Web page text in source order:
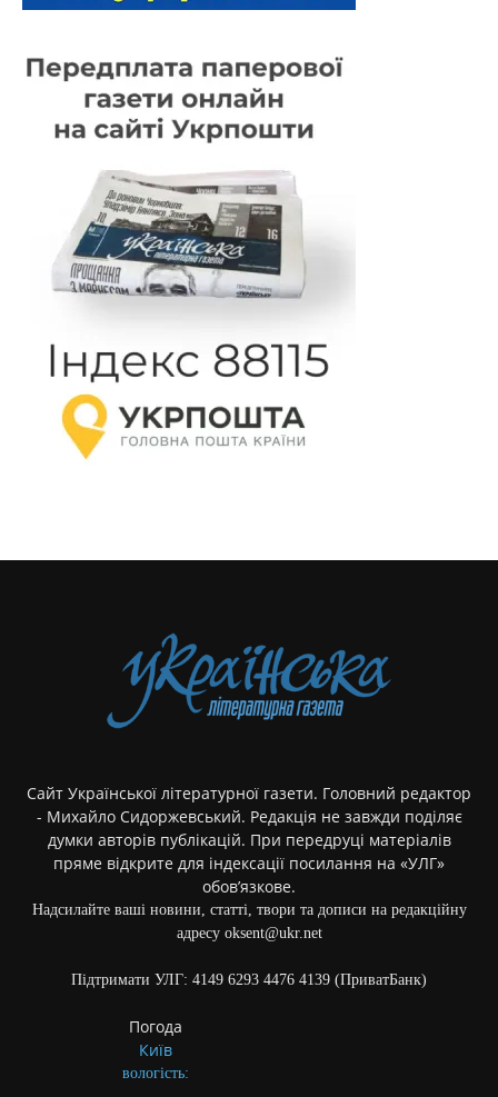
Сайт Української літературної газети. Головний редактор
- Михайло Сидоржевський. Редакція не завжди поділяє
думки авторів публікацій. При передруці матеріалів
пряме відкрите для індексації посилання на «УЛГ»
обов’язкове.
Надсилайте ваші новини, статті, твори та дописи на редакційну
адресу oksent@ukr.net
Підтримати УЛГ: 4149 6293 4476 4139 (ПриватБанк)
Погода
Київ
вологість: